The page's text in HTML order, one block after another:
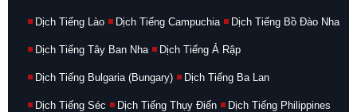
Dịch Tiếng Lào Dịch Tiếng Campuchia Dịch Tiếng Bồ Đào Nha
Dịch Tiếng Tây Ban Nha Dịch Tiếng Ả Rập
Dịch Tiếng Bulgaria (Bungary) Dịch Tiếng Ba Lan
Dịch Tiếng Séc Dịch Tiếng Thụy Điển Dịch Tiếng Philippines